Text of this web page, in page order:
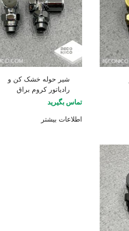
شیر حوله خشک کن و
رادیاتور کروم براق
تماس بگیرید
اطلاعات بیشتر